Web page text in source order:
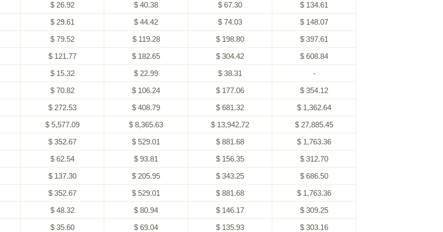
$ 26.92 $ 40.38 $ 67.30
$ 134.61
$ 29.61 $ 44.42 $ 74.03
$ 148.07
$ 79.52 $ 119.28 $ 198.80
$ 397.61
$ 121.77 $ 182.65 $ 304.42
$ 608.84
$ 15.32 $ 22.99 $ 38.31
-
$ 70.82 $ 106.24 $ 177.06
$ 354.12
$ 272.53 $ 408.79 $ 681.32
$ 1,362.64
$ 5,577.09 $ 8,365.63 $ 13,942.72
$ 27,885.45
$ 352.67 $ 529.01 $ 881.68
$ 1,763.36
$ 62.54 $ 93.81 $ 156.35
$ 312.70
$ 137.30 $ 205.95 $ 343.25
$ 686.50
$ 352.67 $ 529.01 $ 881.68
$ 1,763.36
$ 48.32 $ 80.94 $ 146.17
$ 309.25
$ 35.60 $ 69.04 $ 135.93
$ 303.16